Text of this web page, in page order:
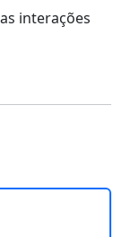
interações